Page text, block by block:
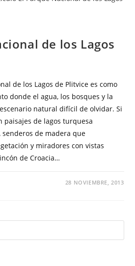
de los Lagos
de los Lagos de Plitvice es como
donde el agua, los bosques y la
natural difícil de olvidar. Si
paisajes de lagos turquesa
senderos de madera que
y miradores con vistas
de Croacia…
28 NOVIEMBRE, 2013